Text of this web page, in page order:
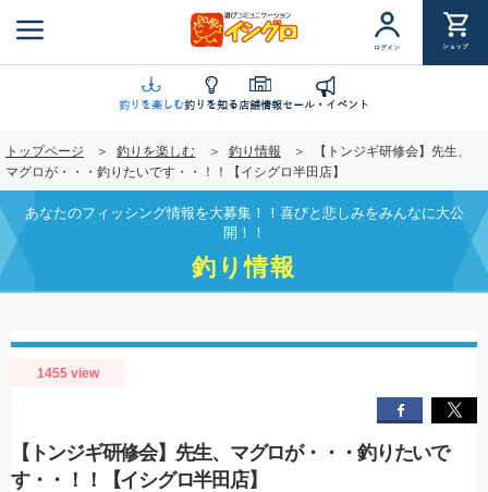
ン
ツ
移
動
ログイン ショップ
釣りを楽しむ釣りを知る店舗情報セール・イベント
トップページ 釣りを楽しむ 釣り情報
【トンジギ研修会】先生、
マグロが・・・釣りたいです・・！！【イシグロ半田店】
あなたのフィッシング情報を大募集！！喜びと悲しみをみんなに大公
開！！
釣り情報
1455 view
【トンジギ研修会】先生、マグロが・・・釣りたいで
す・・！！【イシグロ半田店】